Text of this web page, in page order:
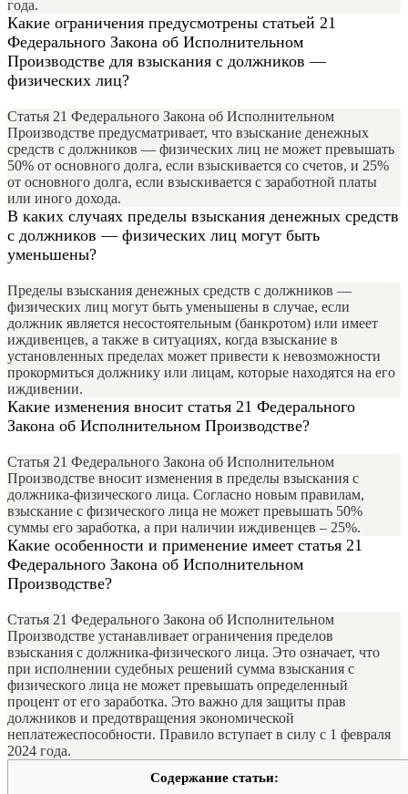
года.
Какие ограничения предусмотрены статьей 21
Федерального Закона об Исполнительном
Производстве для взыскания с должников —
физических лиц?
Статья 21 Федерального Закона об Исполнительном
Производстве предусматривает, что взыскание денежных
средств с должников — физических лиц не может превышать
50% от основного долга, если взыскивается со счетов, и 25%
от основного долга, если взыскивается с заработной платы
или иного дохода.
В каких случаях пределы взыскания денежных средств
с должников — физических лиц могут быть
уменьшены?
Пределы взыскания денежных средств с должников —
физических лиц могут быть уменьшены в случае, если
должник является несостоятельным (банкротом) или имеет
иждивенцев, а также в ситуациях, когда взыскание в
установленных пределах может привести к невозможности
прокормиться должнику или лицам, которые находятся на его
иждивении.
Какие изменения вносит статья 21 Федерального
Закона об Исполнительном Производстве?
Статья 21 Федерального Закона об Исполнительном
Производстве вносит изменения в пределы взыскания с
должника-физического лица. Согласно новым правилам,
взыскание с физического лица не может превышать 50%
суммы его заработка, а при наличии иждивенцев – 25%.
Какие особенности и применение имеет статья 21
Федерального Закона об Исполнительном
Производстве?
Статья 21 Федерального Закона об Исполнительном
Производстве устанавливает ограничения пределов
взыскания с должника-физического лица. Это означает, что
при исполнении судебных решений сумма взыскания с
физического лица не может превышать определенный
процент от его заработка. Это важно для защиты прав
должников и предотвращения экономической
неплатежеспособности. Правило вступает в силу с 1 февраля
2024 года.
Содержание статьи: